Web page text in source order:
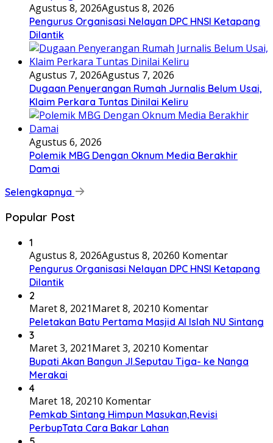
Agustus 8, 2026Agustus 8, 2026
Pengurus Organisasi Nelayan DPC HNSI Ketapang
Dilantik
Agustus 7, 2026Agustus 7, 2026
Dugaan Penyerangan Rumah Jurnalis Belum Usai,
Klaim Perkara Tuntas Dinilai Keliru
Agustus 6, 2026
Polemik MBG Dengan Oknum Media Berakhir
Damai
Selengkapnya
Popular Post
1
Agustus 8, 2026Agustus 8, 20260 Komentar
Pengurus Organisasi Nelayan DPC HNSI Ketapang
Dilantik
2
Maret 8, 2021Maret 8, 20210 Komentar
Peletakan Batu Pertama Masjid Al Islah NU Sintang
3
Maret 3, 2021Maret 3, 20210 Komentar
Bupati Akan Bangun Jl.Seputau Tiga- ke Nanga
Merakai
4
Maret 18, 20210 Komentar
Pemkab Sintang Himpun Masukan,Revisi
PerbupTata Cara Bakar Lahan